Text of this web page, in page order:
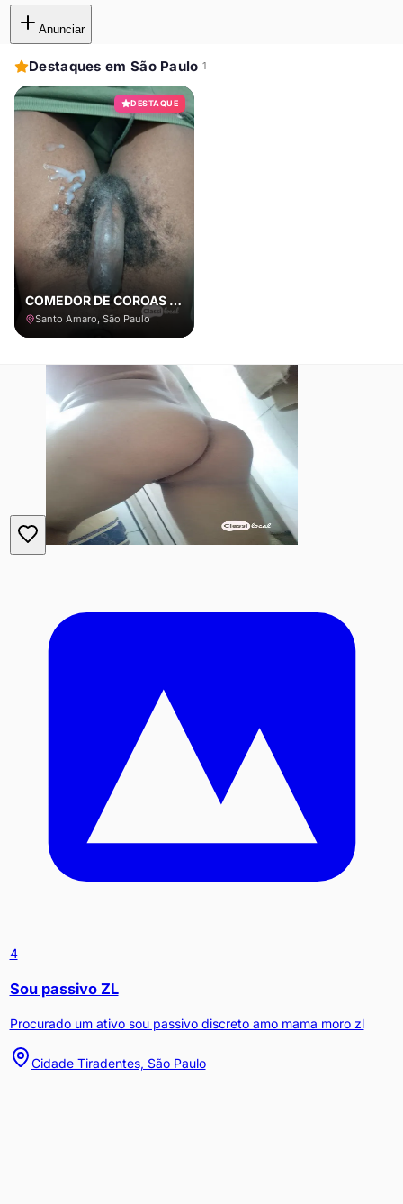
Anunciar
Destaques em São Paulo 1
DESTAQUE
COMEDOR DE COROAS E CASADOS COM LOCAL
Santo Amaro, São Paulo
4
Sou passivo ZL
Procurado um ativo sou passivo discreto amo mama moro zl
Cidade Tiradentes, São Paulo